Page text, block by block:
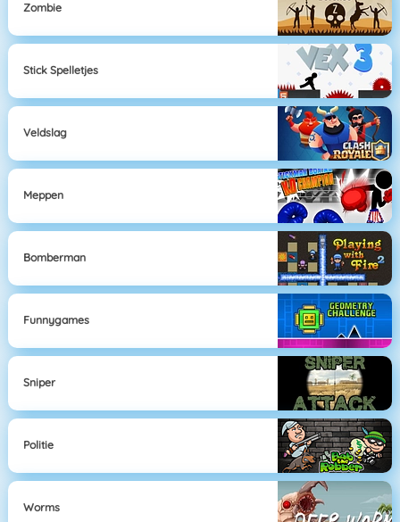
Zombie
Stick Spelletjes
Veldslag
Meppen
Bomberman
Funnygames
Sniper
Politie
Worms